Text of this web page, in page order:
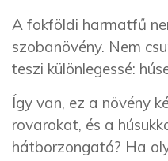
A fokföldi harmatfű
szobanövény. Nem
teszi különlegessé:
Így van, ez a növény
rovarokat, és a
hátborzongató? Ha